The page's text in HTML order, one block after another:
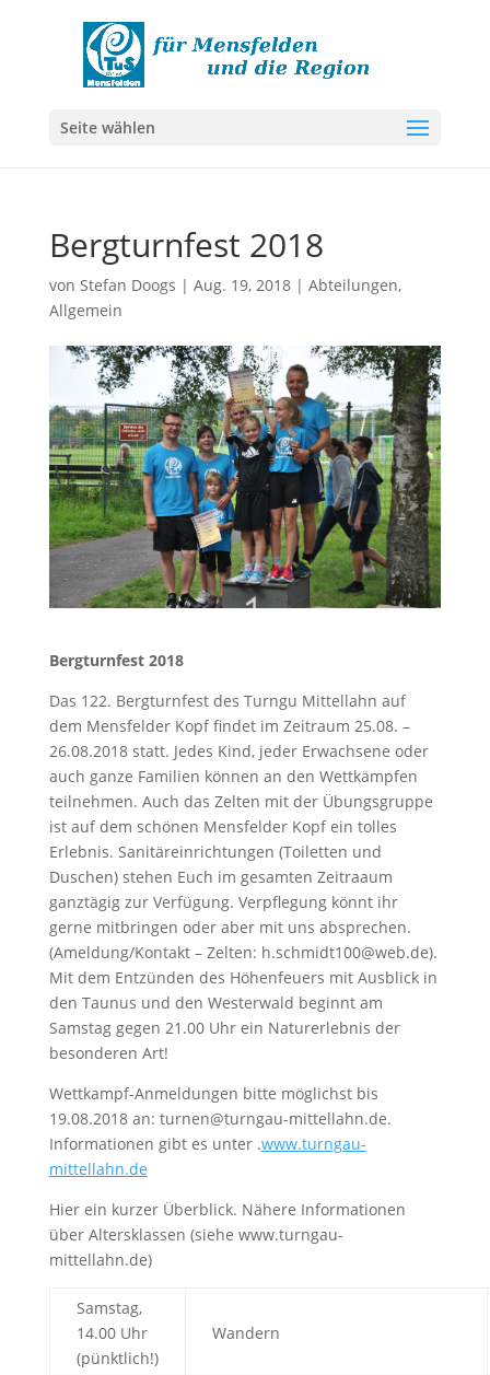
Seite wählen
Bergturnfest 2018
von Stefan Doogs | Aug. 19, 2018| Abteilungen,
Allgemein
Bergturnfest 2018
Das 122. Bergturnfest des Turngu Mittellahn auf
dem Mensfelder Kopf findet im Zeitraum 25.08. –
26.08.2018 statt. Jedes Kind, jeder Erwachsene oder
auch ganze Familien können an den Wettkämpfen
teilnehmen. Auch das Zelten mit der Übungsgruppe
ist auf dem schönen Mensfelder Kopf ein tolles
Erlebnis. Sanitäreinrichtungen (Toiletten und
Duschen) stehen Euch im gesamten Zeitraaum
ganztägig zur Verfügung. Verpflegung könnt ihr
gerne mitbringen oder aber mit uns absprechen.
(Ameldung/Kontakt – Zelten: h.schmidt100@web.de).
Mit dem Entzünden des Höhenfeuers mit Ausblick in
den Taunus und den Westerwald beginnt am
Samstag gegen 21.00 Uhr ein Naturerlebnis der
besonderen Art!
Wettkampf-Anmeldungen bitte möglichst bis
19.08.2018 an: turnen@turngau-mittellahn.de.
Informationen gibt es unter .www.turngau-
mittellahn.de
Hier ein kurzer Überblick. Nähere Informationen
über Altersklassen (siehe www.turngau-
mittellahn.de)
Samstag,
14.00 Uhr
(pünktlich!)
Wandern